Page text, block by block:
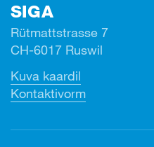
SIGA
Rütmattstrasse 7
CH-6017 Ruswil
Kuva kaardil
Kontaktivorm